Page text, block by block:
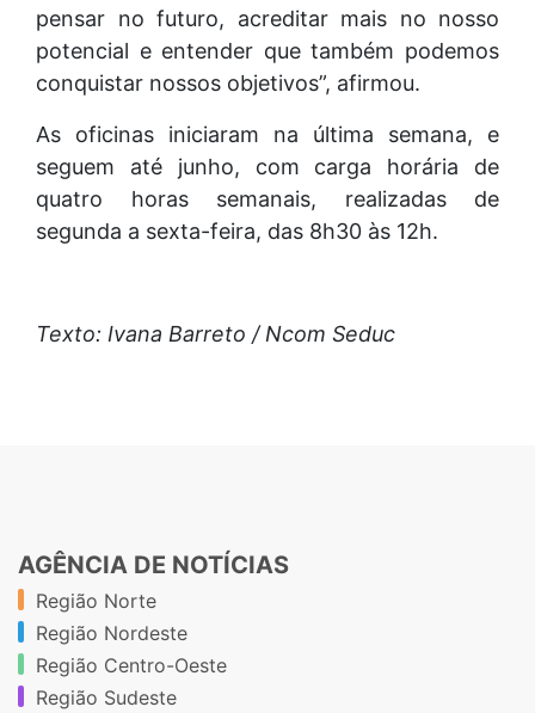
pensar no futuro, acreditar mais no nosso
potencial e entender que também podemos
conquistar nossos objetivos”, afirmou.
As oficinas iniciaram na última semana, e
seguem até junho, com carga horária de
quatro horas semanais, realizadas de
segunda a sexta-feira, das 8h30 às 12h.
Texto: Ivana Barreto / Ncom Seduc
AGÊNCIA DE NOTÍCIAS
Região Norte
Região Nordeste
Região Centro-Oeste
Região Sudeste